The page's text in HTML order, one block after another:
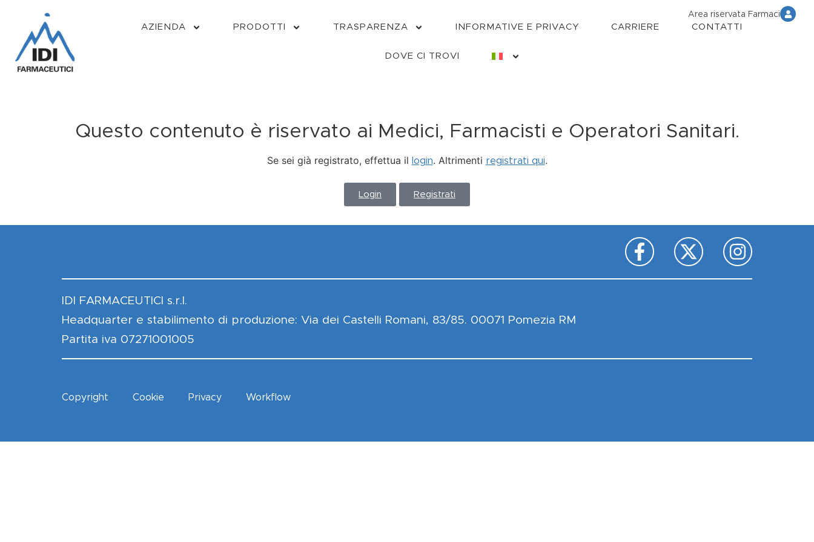
Area riservata Farmaci
AZIENDA PRODOTTI TRASPARENZA INFORMATIVE E PRIVACY CARRIERE CONTATTI
DOVE CI TROVI
Questo contenuto è riservato ai Medici, Farmacisti e Operatori Sanitari.
Se sei già registrato, effettua il login. Altrimenti registrati qui.
Login Registrati
IDI FARMACEUTICI s.r.l.
Headquarter e stabilimento di produzione: Via dei Castelli Romani, 83/85. 00071 Pomezia RM
Partita iva 07271001005
Copyright Cookie Privacy Workflow